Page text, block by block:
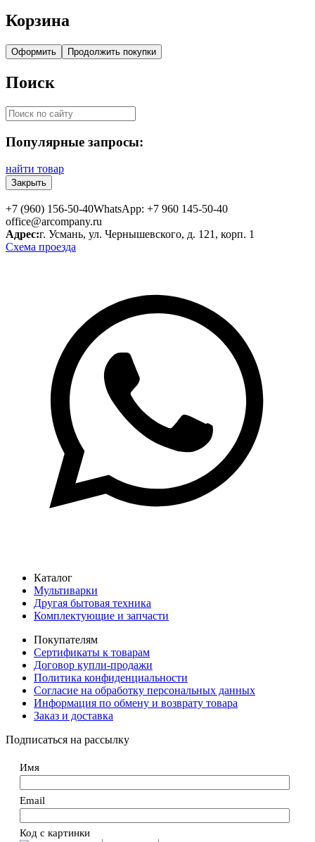
Корзина
Оформить Продолжить покупки
Поиск
Популярные запросы:
найти товар
Закрыть
+7 (960) 156-50-40WhatsApp: +7 960 145-50-40
office@arcompany.ru
Адрес:г. Усмань, ул. Чернышевского, д. 121, корп. 1
Схема проезда
Каталог
Мультиварки
Другая бытовая техника
Комплектующие и запчасти
Покупателям
Сертификаты к товарам
Договор купли-продажи
Политика конфиденциальности
Согласие на обработку персональных данных
Информация по обмену и возврату товара
Заказ и доставка
Подписаться на рассылку
Имя
Email
Код с картинки→